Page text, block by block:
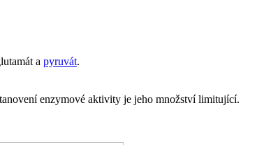
a pyruvát.
enzymové aktivity je jeho množství limitující.